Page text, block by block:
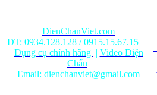
DienChanViet.com
ĐT: 0934.128.128/0915.15.67.15
Dụng cụ chính hãng | Video Diện
Chẩn
Email: dienchanviet@gmail.com